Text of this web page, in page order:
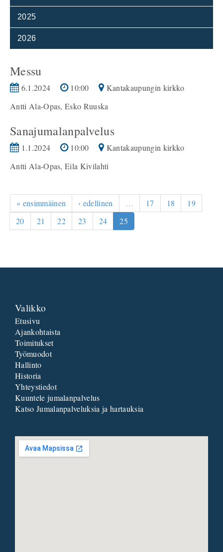
2025
2026
Messu
6.1.2024 10:00
Kantakaupungin kirkko
Antti Ala-Opas, Esko Ruuska
Sanajumalanpalvelus
1.1.2024 10:00
Kantakaupungin kirkko
Antti Ala-Opas, Eila Kivilahti
« ensimmäinen ‹ edellinen … 17 18
19
20
21 22 23 24 25
Valikko
Etusivu
Ajankohtaista
Toimitukset
Työmuodot
Hallinto
Historia
Yhteystiedot
Kuuntele jumalanpalvelus
Katso Jumalanpalveluksia ja hartauksia